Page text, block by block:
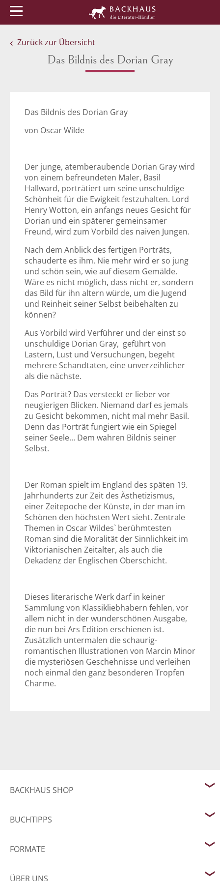
Zurück zur Übersicht
Das Bildnis des Dorian Gray
Das Bildnis des Dorian Gray
von Oscar Wilde
Der junge, atemberaubende Dorian Gray wird
von einem befreundeten Maler, Basil
Hallward, porträtiert um seine unschuldige
Schönheit für die Ewigkeit festzuhalten. Lord
Henry Wotton, ein anfangs neues Gesicht für
Dorian und ein späterer gemeinsamer
Freund, wird zum Vorbild des naiven Jungen.
Nach dem Anblick des fertigen Porträts,
schauderte es ihm. Nie mehr wird er so jung
und schön sein, wie auf diesem Gemälde.
Wäre es nicht möglich, dass nicht er, sondern
das Bild für ihn altern würde, um die Jugend
und Reinheit seiner Selbst beibehalten zu
können?
Aus Vorbild wird Verführer und der einst so
unschuldige Dorian Gray, geführt von
Lastern, Lust und Versuchungen, begeht
mehrere Schandtaten, eine unverzeihlicher
als die nächste.
Das Porträt? Das versteckt er lieber vor
neugierigen Blicken. Niemand darf es jemals
zu Gesicht bekommen, nicht mal mehr Basil.
Denn das Porträt fungiert wie ein Spiegel
seiner Seele… Dem wahren Bildnis seiner
Selbst.
Der Roman spielt im England des späten 19.
Jahrhunderts zur Zeit des Ästhetizismus,
einer Zeitepoche der Künste, in der man im
Schönen den höchsten Wert sieht. Zentrale
Themen in Oscar Wildes` berühmtesten
Roman sind die Moralität der Sinnlichkeit im
Viktorianischen Zeitalter, als auch die
Dekadenz der Englischen Oberschicht.
Dieses literarische Werk darf in keiner
Sammlung von Klassikliebhabern fehlen, vor
allem nicht in der wunderschönen Ausgabe,
die nun bei Ars Edition erschienen ist.
Zusätzlich untermalen die schaurig-
romantischen Illustrationen von Marcin Minor
die mysteriösen Geschehnisse und verleihen
noch einmal den ganz besonderen Tropfen
Charme.
BACKHAUS SHOP
BUCHTIPPS
FORMATE
ÜBER UNS